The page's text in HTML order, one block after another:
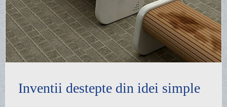
Inventii destepte din idei simple